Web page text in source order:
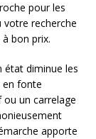
pour les
recherche
bon prix.
état diminue les
en fonte
un carrelage
apporte